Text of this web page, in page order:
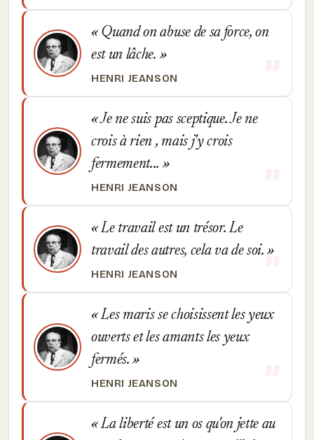
Quand on abuse de sa force, on
est un lâche.
HENRI JEANSON
Je ne suis pas sceptique. Je ne
crois à rien , mais j'y crois
fermement...
HENRI JEANSON
Le travail est un trésor. Le
travail des autres, cela va de soi.
HENRI JEANSON
Les maris se choisissent les yeux
ouverts et les amants les yeux
fermés.
HENRI JEANSON
La liberté est un os qu'on jette au